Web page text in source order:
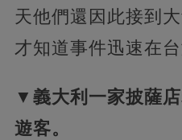
天他們還因此接到
才知道事件迅速在台
▼義大利一家披薩
遊客。